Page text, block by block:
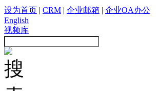
设为首页 | CRM | 企业邮箱 | 企业OA办公
English
视频库